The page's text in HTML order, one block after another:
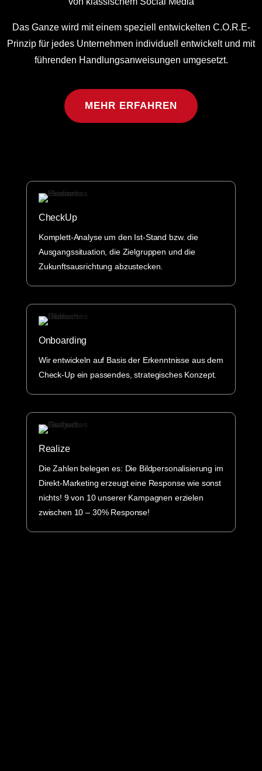
Das Ganze wird mit einem speziell entwickelten C.O.R.E-
Prinzip für jedes Unternehmen individuell entwickelt und mit
führenden Handlungsanweisungen umgesetzt.
MEHR ERFAHREN
CheckUp
Komplett-Analyse um den Ist-Stand bzw. die
Ausgangssituation, die Zielgruppen und die
Zukunftsausrichtung abzustecken.
Onboarding
Wir entwickeln auf Basis der Erkenntnisse aus dem
Check-Up ein passendes, strategisches Konzept.
Realize
Die Zahlen belegen es: Die Bildpersonalisierung im
Direkt-Marketing erzeugt eine Response wie sonst
nichts! 9 von 10 unserer Kampagnen erzielen
zwischen 10 – 30% Response!